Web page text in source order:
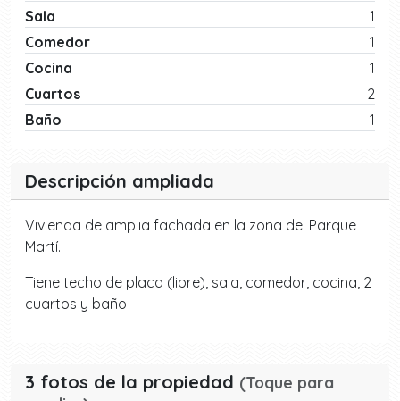
Sala
1
Comedor
1
Cocina
1
Cuartos
2
Baño
1
Descripción ampliada
Vivienda de amplia fachada en la zona del Parque
Martí.
Tiene techo de placa (libre), sala, comedor, cocina, 2
cuartos y baño
3 fotos de la propiedad (Toque para